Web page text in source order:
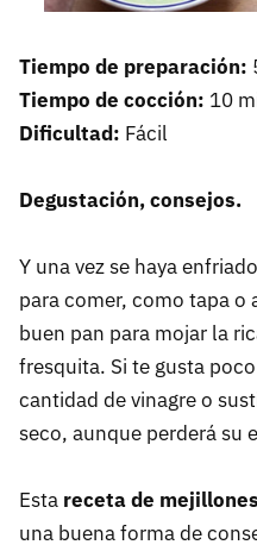
Tiempo de preparación:
Tiempo de cocción: 10
Dificultad: Fácil
Degustación, consejos.
Y una vez se haya
para comer, como tapa
buen pan para mojar la
fresquita. Si te gusta
cantidad de vinagre o
seco, aunque perderá su
Esta receta de
una buena forma de